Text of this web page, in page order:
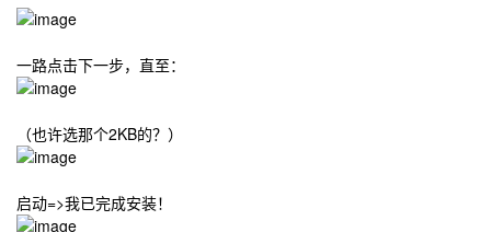
一路点击下一步，直至：
（也许选那个2KB的？）
启动=>我已完成安装！